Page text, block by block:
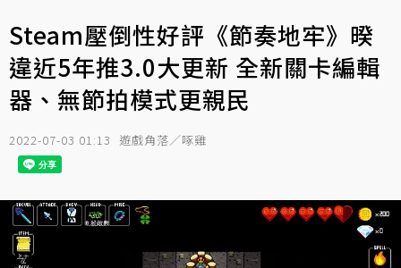
Steam壓倒性好評《節奏地牢》暌
違近5年推3.0大更新 全新關卡編輯
器、無節拍模式更親民
2022-07-03 01:13 遊戲角落／啄雞